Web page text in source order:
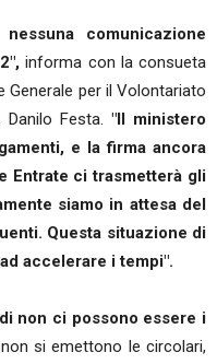
comunicazione
informa con la consueta
Generale per il Volontariato
Festa. "Il ministero
e la firma ancora
Entrate ci trasmetterà gli
siamo in attesa del
Questa situazione di
accelerare i tempi".
non ci possono essere i
si emettono le circolari,